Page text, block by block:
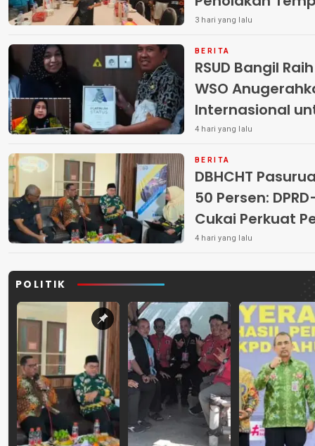
3 hari yang lalu
BERITA
RSUD Bangil
WSO
Internasional
4 hari yang lalu
BERITA
DBHCHT
50 Persen:
Cukai Perkuat
Peredaran
4 hari yang lalu
POLITIK